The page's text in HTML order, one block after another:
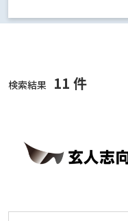
検索結果 11 件